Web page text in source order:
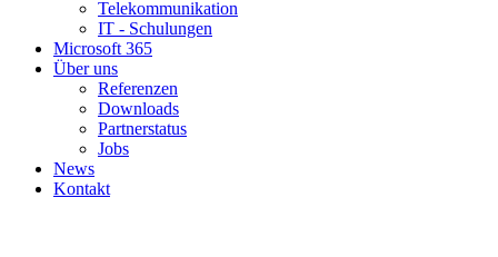
Telekommunikation
IT - Schulungen
Microsoft 365
Über uns
Referenzen
Downloads
Partnerstatus
Jobs
News
Kontakt